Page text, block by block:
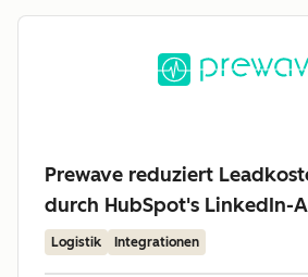
Prewave reduziert
durch HubSpot's LinkedIn-
Logistik Integrationen